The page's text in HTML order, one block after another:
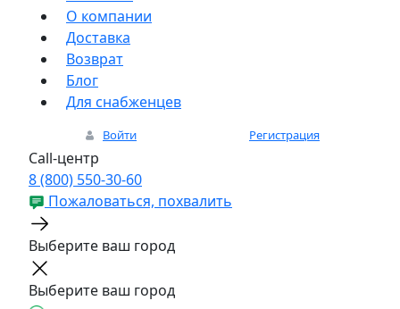
О компании
Доставка
Возврат
Блог
Для снабженцев
Войти Регистрация
Call-центр
8 (800) 550-30-60
Пожаловаться, похвалить
Выберите ваш город
Выберите ваш город